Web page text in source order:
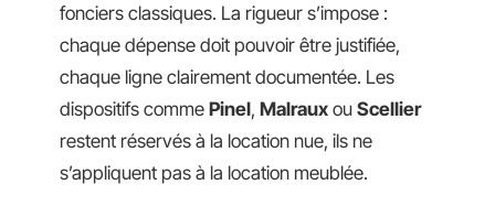
fonciers classiques. La rigueur s’impose :
chaque dépense doit pouvoir être justifiée,
chaque ligne clairement documentée. Les
dispositifs comme Pinel, Malraux ou Scellier
restent réservés à la location nue, ils ne
s’appliquent pas à la location meublée.